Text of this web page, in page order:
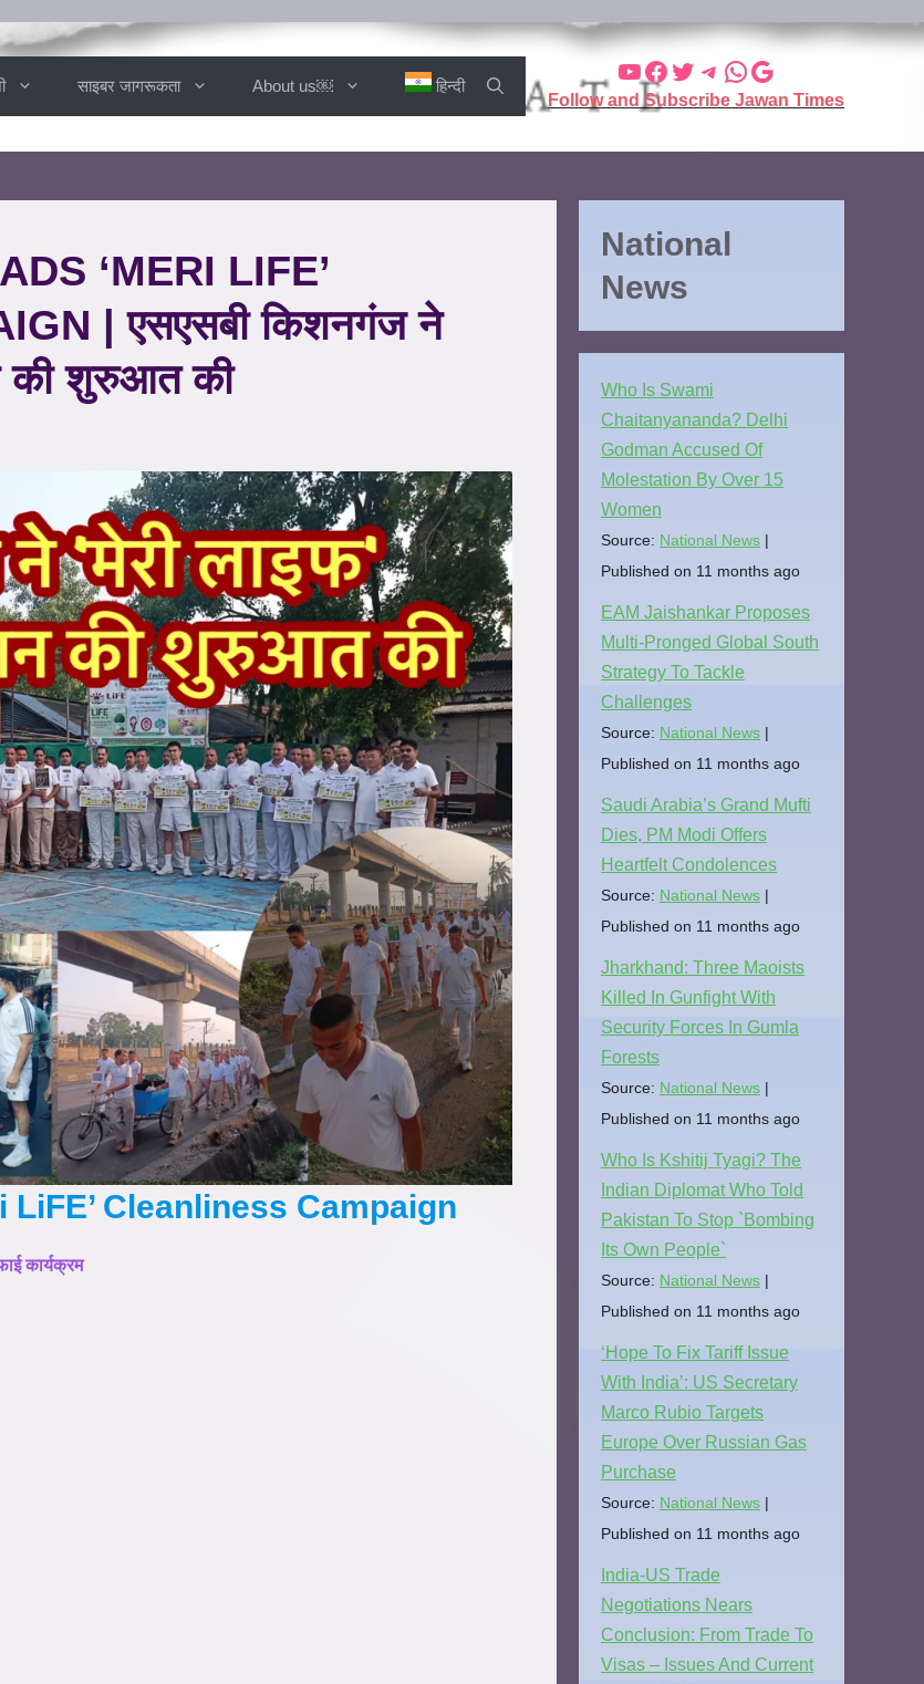
साइबर जागरूकता About us￼ हिन्दी
Follow and Subscribe Jawan Times
‘MERI LIFE’
| एसएसबी किशनगंज ने
की शुरुआत की
Cleanliness Campaign
कार्यक्रम
National
News
Who Is Swami
Chaitanyananda? Delhi
Godman Accused Of
Molestation By Over 15
Women
Source: National News
Published on 11 months ago
EAM Jaishankar Proposes
Multi-Pronged Global South
Strategy To Tackle
Challenges
Source: National News
Published on 11 months ago
Saudi Arabia’s Grand Mufti
Dies, PM Modi Offers
Heartfelt Condolences
Source: National News
Published on 11 months ago
Jharkhand: Three Maoists
Killed In Gunfight With
Security Forces In Gumla
Forests
Source: National News
Published on 11 months ago
Who Is Kshitij Tyagi? The
Indian Diplomat Who Told
Pakistan To Stop `Bombing
Its Own People`
Source: National News
Published on 11 months ago
‘Hope To Fix Tariff Issue
With India’: US Secretary
Marco Rubio Targets
Europe Over Russian Gas
Purchase
Source: National News
Published on 11 months ago
India-US Trade
Negotiations Nears
Conclusion: From Trade To
Visas – Issues And Current